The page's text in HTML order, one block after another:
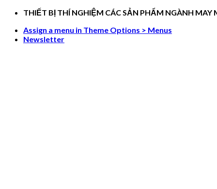
Skip
content
THIẾT BỊ THÍ NGHIỆM CÁC SẢN PHẨM NGÀNH MAY
Assign a menu in Theme Options > Menus
Newsletter